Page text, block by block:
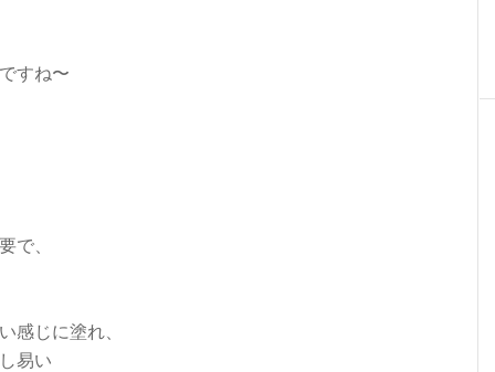
すね〜
で、
感じに塗れ、
易い